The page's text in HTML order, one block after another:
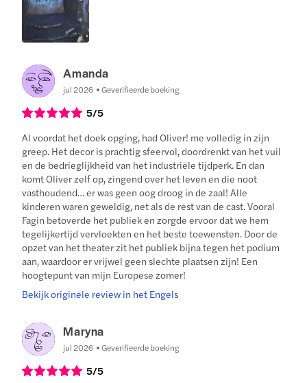
Amanda
jul 2026 Geverifieerde boeking
5/5
Al voordat het doek opging, had Oliver! me volledig in zijn
greep. Het decor is prachtig sfeervol, doordrenkt van het vuil
en de bedrieglijkheid van het industriële tijdperk. En dan
komt Oliver zelf op, zingend over het leven en die noot
vasthoudend… er was geen oog droog in de zaal! Alle
kinderen waren geweldig, net als de rest van de cast. Vooral
Fagin betoverde het publiek en zorgde ervoor dat we hem
tegelijkertijd vervloekten en het beste toewensten. Door de
opzet van het theater zit het publiek bijna tegen het podium
aan, waardoor er vrijwel geen slechte plaatsen zijn! Een
hoogtepunt van mijn Europese zomer!
Bekijk originele review in het Engels
Maryna
jul 2026 Geverifieerde boeking
5/5